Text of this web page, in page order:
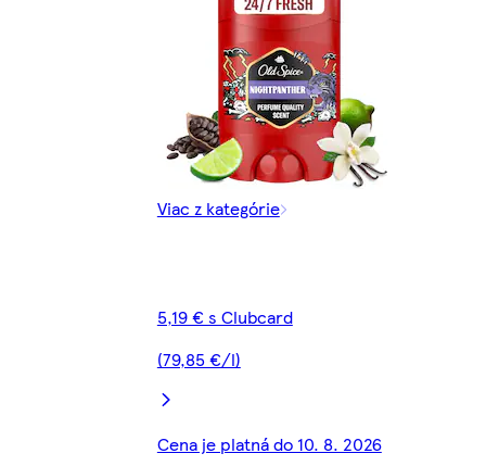
Viac z kategórie
5,19 € s Clubcard
(79,85 €/l)
Cena je platná do 10. 8. 2026